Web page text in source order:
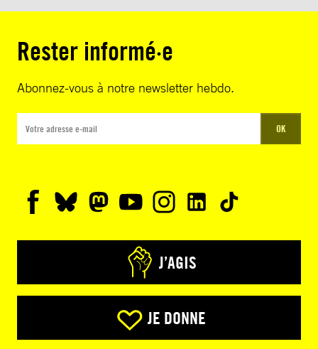
Rester informé·e
Abonnez-vous à notre newsletter hebdo.
OK
J’AGIS
JE DONNE